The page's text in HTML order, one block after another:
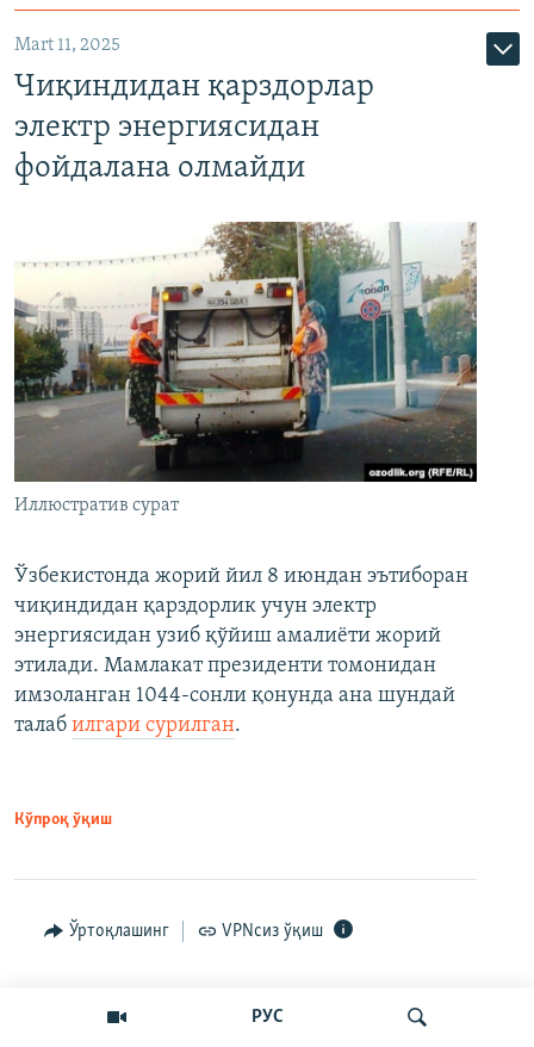
РУС
Mart 11, 2025
Чиқиндидан қарздорлар
электр энергиясидан
фойдалана олмайди
Иллюстратив сурат
Ўзбекистонда жорий йил 8 июндан эътиборан
чиқиндидан қарздорлик учун электр
энергиясидан узиб қўйиш амалиёти жорий
этилади. Мамлакат президенти томонидан
имзоланган 1044-сонли қонунда ана шундай
талаб илгари сурилган.
Кўпроқ ўқиш
Ўртоқлашинг VPNсиз ўқиш